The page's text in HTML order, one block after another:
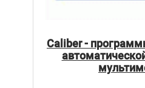
Caliber -